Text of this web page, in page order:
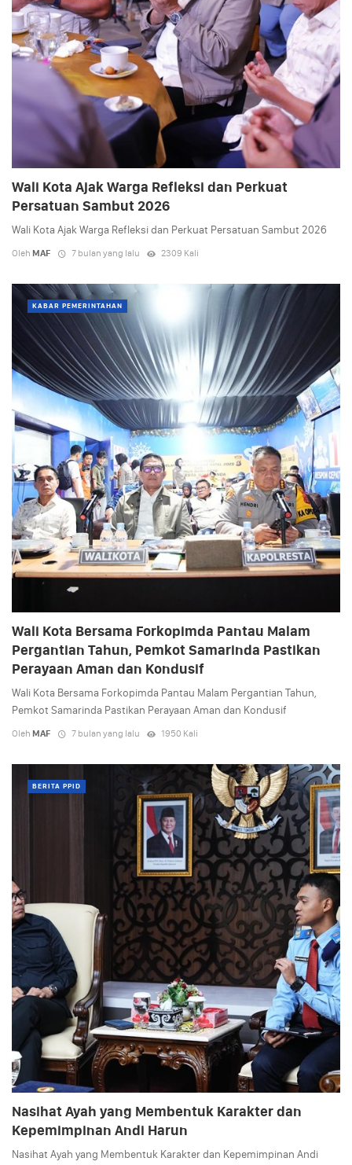
Wali Kota Ajak Warga Refleksi dan Perkuat
Persatuan Sambut 2026
Wali Kota Ajak Warga Refleksi dan Perkuat Persatuan Sambut 2026
Oleh MAF 7 bulan yang lalu 2309 Kali
KABAR PEMERINTAHAN
Wali Kota Bersama Forkopimda Pantau Malam
Pergantian Tahun, Pemkot Samarinda Pastikan
Perayaan Aman dan Kondusif
Wali Kota Bersama Forkopimda Pantau Malam Pergantian Tahun,
Pemkot Samarinda Pastikan Perayaan Aman dan Kondusif
Oleh MAF 7 bulan yang lalu 1950 Kali
BERITA PPID
Nasihat Ayah yang Membentuk Karakter dan
Kepemimpinan Andi Harun
Nasihat Ayah yang Membentuk Karakter dan Kepemimpinan Andi